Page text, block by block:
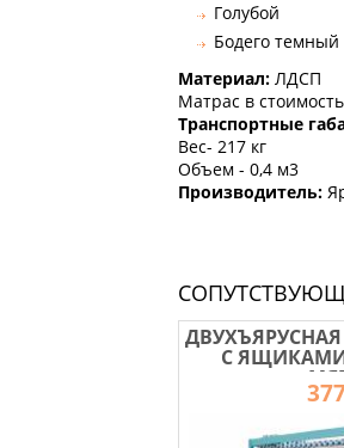
Голубой
Бодего темный
Материал: ЛДСП
Матрас в
Транспортные
Вес- 217 кг
Объем - 0,4 м3
Производитель:
ДВУХЪЯРУСНАЯ
С